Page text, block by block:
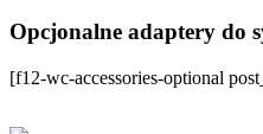
Opcjonalne adaptery do
[f12-wc-accessories-optional